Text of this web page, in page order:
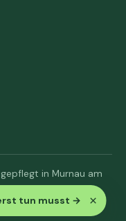
tun musst → ×
in Murnau am